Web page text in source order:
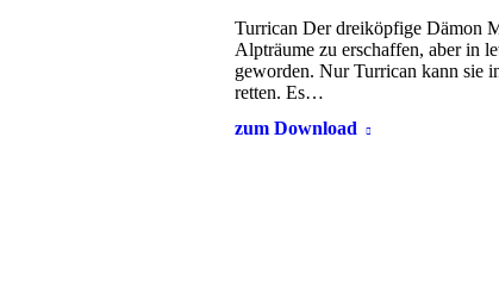
Turrican Der dreiköpfige Dämon
Alpträume zu erschaffen, aber in
geworden. Nur Turrican kann sie
retten. Es…
zum Download